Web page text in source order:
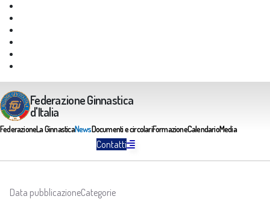
Federazione Ginnastica
d'Italia
FederazioneLa GinnasticaNewsDocumenti e circolariFormazioneCalendarioMedia
Contatti
Data pubblicazioneCategorie